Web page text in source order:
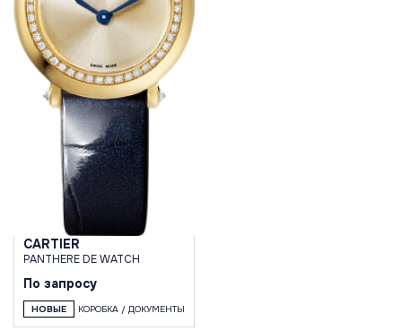
CARTIER
PANTHERE DE WATCH
По запросу
НОВЫЕ КОРОБКА / ДОКУМЕНТЫ